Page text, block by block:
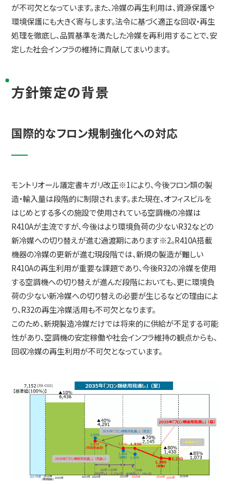
が不可欠となっています。また、冷媒の再生利用は、資源保護や
環境保護にも大きく寄与します。法令に基づく適正な回収・再生
処理を徹底し、品質基準を満たした冷媒を再利用することで、安
定した社会インフラの維持に貢献してまいります。
方針策定の背景
国際的なフロン規制強化への対応
モントリオール議定書キガリ改正※1により、今後フロン類の製
造・輸入量は段階的に制限されます。また現在、オフィスビルを
はじめとする多くの施設で使用されている空調機の冷媒は
R410Aが主流ですが、今後はより環境負荷の少ないR32などの
新冷媒への切り替えが進む過渡期にあります※2。R410A搭載
機器の冷媒の更新が進む現段階では、新規の製造が難しい
R410Aの再生利用が重要な課題であり、今後R32の冷媒を使用
する空調機への切り替えが進んだ段階においても、更に環境負
荷の少ない新冷媒への切り替えの必要が生じるなどの理由によ
り、R32の再生冷媒活用も不可欠となります。
このため、新規製造冷媒だけでは将来的に供給が不足する可能
性があり、空調機の安定稼働や社会インフラ維持の観点からも、
回収冷媒の再生利用が不可欠となっています。